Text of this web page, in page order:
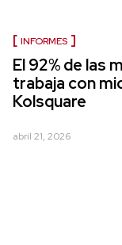
INFORMES
El 92% de las
trabaja con
Kolsquare
abril 21, 2026